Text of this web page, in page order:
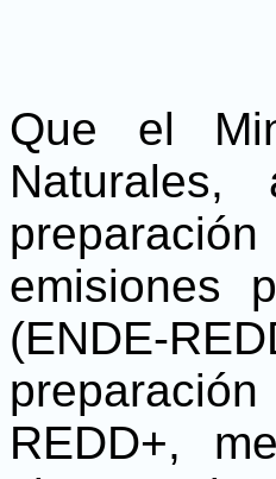
Que el
emisiones
(ENDE-
REDD+,